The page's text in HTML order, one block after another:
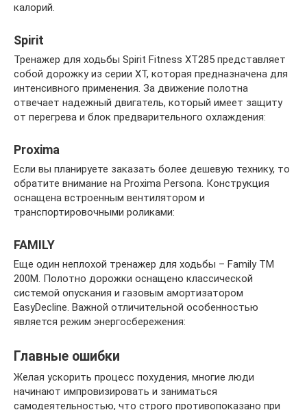
калорий.
Spirit
Тренажер для ходьбы Spirit Fitness XT285 представляет
собой дорожку из серии XT, которая предназначена для
интенсивного применения. За движение полотна
отвечает надежный двигатель, который имеет защиту
от перегрева и блок предварительного охлаждения:
Proxima
Если вы планируете заказать более дешевую технику, то
обратите внимание на Proxima Persona. Конструкция
оснащена встроенным вентилятором и
транспортировочными роликами:
FAMILY
Еще один неплохой тренажер для ходьбы – Family TM
200M. Полотно дорожки оснащено классической
системой опускания и газовым амортизатором
EasyDecline. Важной отличительной особенностью
является режим энергосбережения:
Главные ошибки
Желая ускорить процесс похудения, многие люди
начинают импровизировать и заниматься
самодеятельностью, что строго противопоказано при